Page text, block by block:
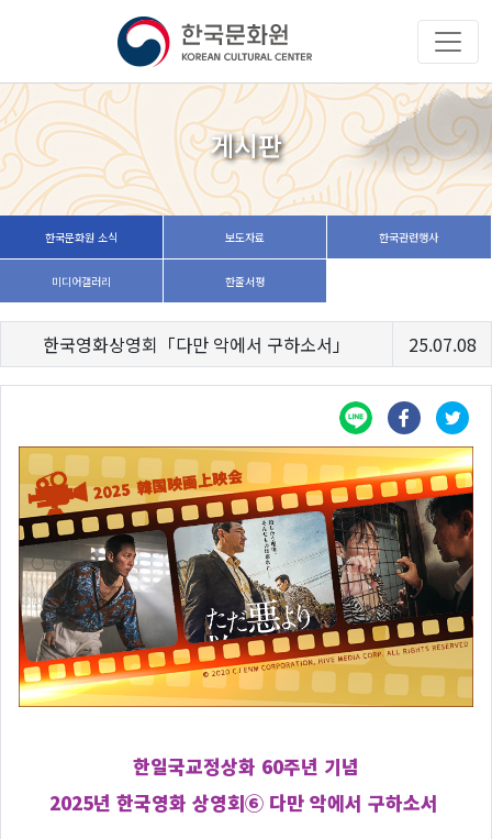
게시판
한국문화원 소식 보도자료 한국관련행사
미디어갤러리 한줄서평
한국영화상영회「다만 악에서 구하소서」 25.07.08
한일국교정상화 60주년 기념
2025년 한국영화 상영회⑥ 다만 악에서 구하소서